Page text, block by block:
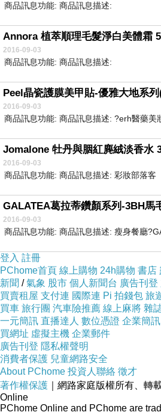
商品訊息功能: 商品訊息描述:
Annora 植萃順理毛髮淨白美體霜
2016-09-03
商品訊息功能: 商品訊息描述:
Peel晶瓷護膜美甲貼-優雅大地系
2016-09-03
商品訊息功能: 商品訊息描述: ?erh醫藥美
Jomalone 牡丹與胭紅麂絨淡香水
2016-09-03
商品訊息功能: 商品訊息描述: 彩妝部落客
GALATEA葛拉蒂鑽顏系列-3BH馬
2016-09-03
商品訊息功能: 商品訊息描述: 瘦身餐廳
登入 註冊
PChome首頁 線上購物 24h購物 書店
新聞 /氣象 股市 個人新聞台 廣告刊登
買賣租屋 支付連 國際連 Pi 拍錢包 旅
買車 旅行團 汽車險推薦 線上麻將 雜
一元簡訊 直播達人 數位憑證 企業簡訊
買網址 虛擬主機 企業郵件
廣告刊登 隱私權聲明
消費者保護 兒童網路安全
About PChome 投資人聯絡 徵才
著作權保護 ｜網路家庭版權所有、轉
Online
PChome Online and PChome are